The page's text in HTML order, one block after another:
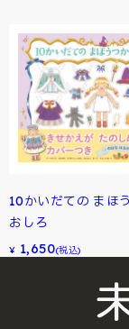
10かいだての まほ
おしろ
¥ 1,650(税込)